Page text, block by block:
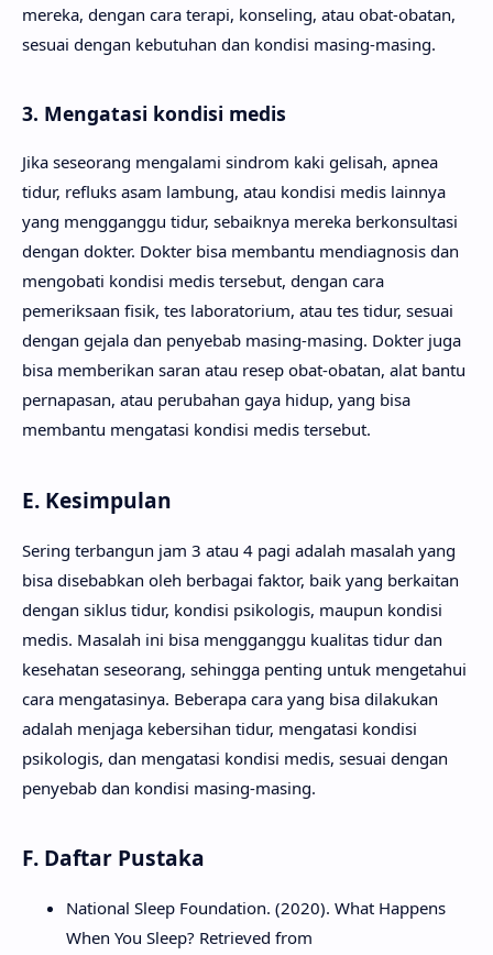
mereka, dengan cara terapi, konseling, atau obat-obatan,
sesuai dengan kebutuhan dan kondisi masing-masing.
3. Mengatasi kondisi medis
Jika seseorang mengalami sindrom kaki gelisah, apnea
tidur, refluks asam lambung, atau kondisi medis lainnya
yang mengganggu tidur, sebaiknya mereka berkonsultasi
dengan dokter. Dokter bisa membantu mendiagnosis dan
mengobati kondisi medis tersebut, dengan cara
pemeriksaan fisik, tes laboratorium, atau tes tidur, sesuai
dengan gejala dan penyebab masing-masing. Dokter juga
bisa memberikan saran atau resep obat-obatan, alat bantu
pernapasan, atau perubahan gaya hidup, yang bisa
membantu mengatasi kondisi medis tersebut.
E. Kesimpulan
Sering terbangun jam 3 atau 4 pagi adalah masalah yang
bisa disebabkan oleh berbagai faktor, baik yang berkaitan
dengan siklus tidur, kondisi psikologis, maupun kondisi
medis. Masalah ini bisa mengganggu kualitas tidur dan
kesehatan seseorang, sehingga penting untuk mengetahui
cara mengatasinya. Beberapa cara yang bisa dilakukan
adalah menjaga kebersihan tidur, mengatasi kondisi
psikologis, dan mengatasi kondisi medis, sesuai dengan
penyebab dan kondisi masing-masing.
F. Daftar Pustaka
National Sleep Foundation. (2020). What Happens
When You Sleep? Retrieved from